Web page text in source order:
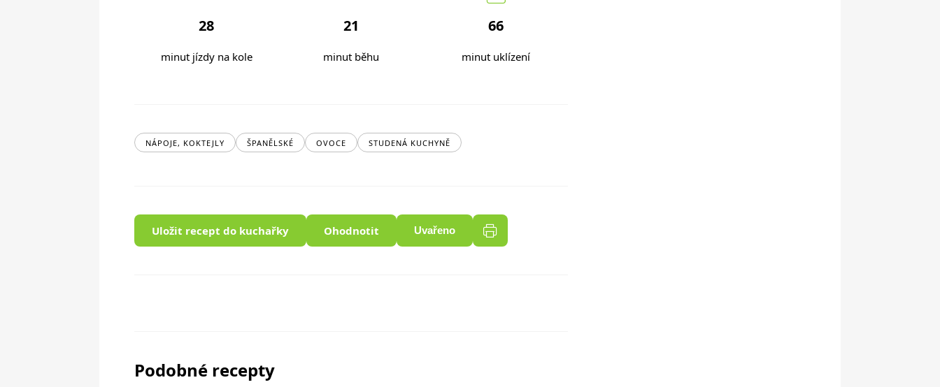
28
minut jízdy na kole
21
minut běhu
66
minut uklízení
NÁPOJE, KOKTEJLY ŠPANĚLSKÉ OVOCE STUDENÁ KUCHYNĚ
Uložit recept do kuchařky Ohodnotit Uvařeno
Podobné recepty